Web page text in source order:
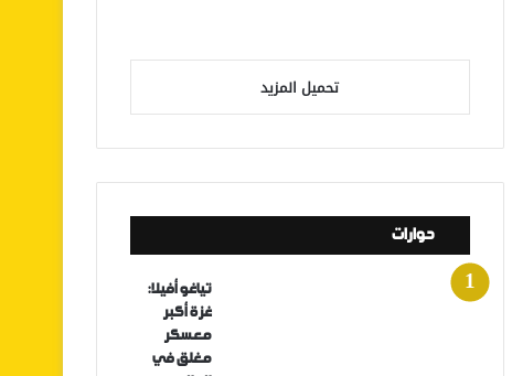
تحميل المزيد
حوارات
تياغو أفيلا:
غزة أكبر
معسكر
مغلق في